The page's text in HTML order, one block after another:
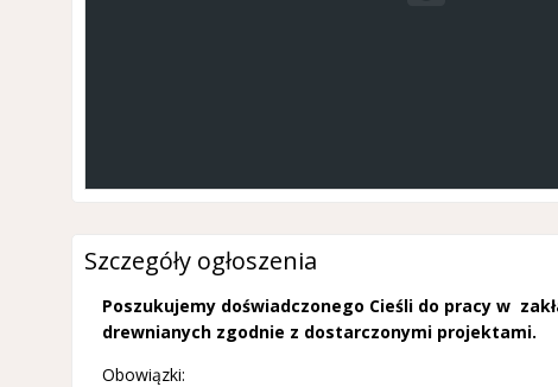
Szczegóły ogłoszenia
Poszukujemy doświadczonego Cieśli do pracy w
drewnianych zgodnie z dostarczonymi projektami.
Obowiązki: